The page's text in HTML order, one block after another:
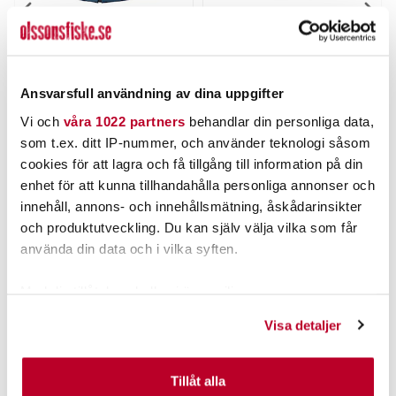
Ansvarsfull användning av dina uppgifter
Vi och våra 1022 partners behandlar din personliga data,
som t.ex. ditt IP-nummer, och använder teknologi såsom
cookies för att lagra och få tillgång till information på din
enhet för att kunna tillhandahålla personliga annonser och
innehåll, annons- och innehållsmätning, åskådarinsikter
och produktutveckling. Du kan själv välja vilka som får
använda din data och i vilka syften.
Identifiera din enhet genom att aktivt skanna den för
specifika kännetecken (fingeravtryck)
Visa detaljer
Tillåt alla
BALTIC
439,00 krTidigare pris:
548,00 kr
439,00 kr
FINNS I LAGER.
LÄS MER
STRIKE PRO
Strike Pro Strike Pro RatN
125,00 krTidigare pris
139,00 kr
125,00 kr
FINNS I LAGER.
LÄS MER
ANDRA TITTADE OCKSÅ PÅ